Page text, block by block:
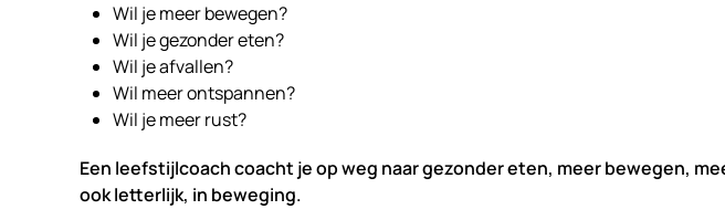
Wil je meer bewegen?
Wil je gezonder eten?
Wil je afvallen?
Wil meer ontspannen?
Wil je meer rust?
Een leefstijlcoach coacht je op weg naar gezonder eten, meer bewegen,
ook letterlijk, in beweging.